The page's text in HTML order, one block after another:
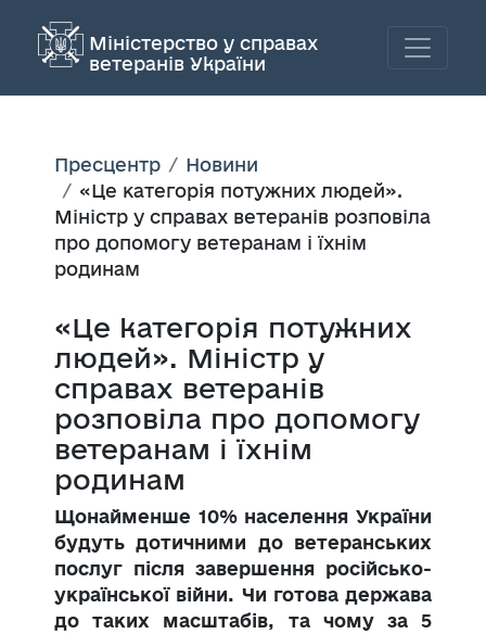
Міністерство у справах
ветеранів України
Пресцентр
Новини
«Це категорія потужних людей».
Міністр у справах ветеранів розповіла
про допомогу ветеранам і їхнім
родинам
«Це категорія потужних
людей». Міністр у
справах ветеранів
розповіла про допомогу
ветеранам і їхнім
родинам
Щонайменше 10% населення України
будуть дотичними до ветеранських
послуг після завершення російсько-
української війни. Чи готова держава
до таких масштабів, та чому за 5